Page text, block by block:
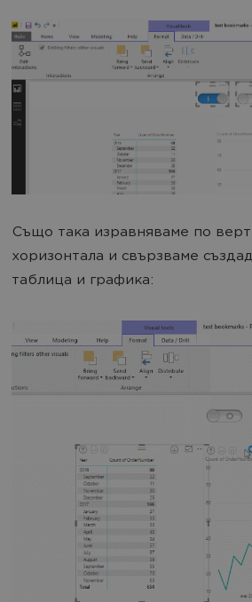
Също така изравняваме по
хоризонтала и свързваме
таблица и графика: